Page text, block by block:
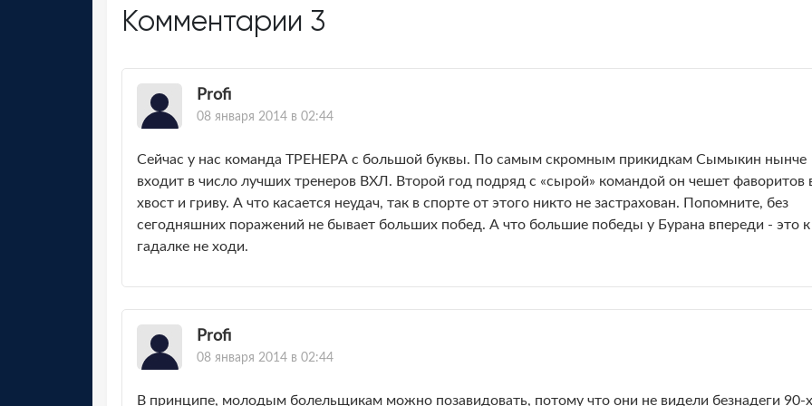
Комментарии 3
Profi
08 января 2014 в 02:44
Сейчас у нас команда ТРЕНЕРА с большой буквы. По самым скромным прикидкам Сымыкин нынче
входит в число лучших тренеров ВХЛ. Второй год подряд с «сырой» командой он чешет фаворитов
хвост и гриву. А что касается неудач, так в спорте от этого никто не застрахован. Попомните, без
сегодняшних поражений не бывает больших побед. А что большие победы у Бурана впереди - это к
гадалке не ходи.
Profi
08 января 2014 в 02:44
В принципе, молодым болельщикам можно позавидовать, потому что они не видели безнадеги 90-х